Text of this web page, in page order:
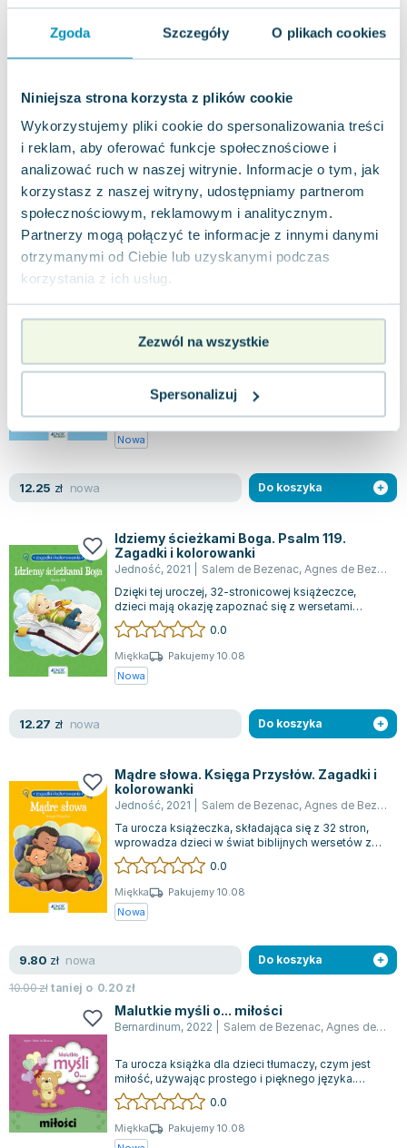
Zgoda Szczegóły O plikach cookies
Niniejsza strona korzysta z plików cookie
Wykorzystujemy pliki cookie do spersonalizowania treści
i reklam, aby oferować funkcje społecznościowe i
analizować ruch w naszej witrynie. Informacje o tym, jak
korzystasz z naszej witryny, udostępniamy partnerom
społecznościowym, reklamowym i analitycznym.
Partnerzy mogą połączyć te informacje z innymi danymi
otrzymanymi od Ciebie lub uzyskanymi podczas
korzystania z ich usług.
Zezwól na wszystkie
Spersonalizuj
taniej o
Po wieczornej modlitwie z rodzicami, mała Ania
wciąż czuje niepokój. Z czasem jednak zaczyna
odkrywać, że nie ma się czego obawiać...
0.0
Miękka
Pakujemy 10.08
13.34zł nowa Do koszyka
Bóg nas strzeże. Psalm 91. Zagadki i
kolorowanki
Jedność 2021 Salem de Bezenac
dzieci w świat wersji Psalmu 23, pomagając im
0.0
Miękka
Pakujemy 10.08
Nowa
12.25 zł nowa Do koszyka
Idziemy ścieżkami Boga. Psalm 119.
Zagadki i kolorowanki
Jedność, 2021 Salem de Bezenac, Agnes de Bezenac
Dzięki tej uroczej, 32-stronicowej książeczce,
dzieci mają okazję zapoznać się z wersetami
Psalmu 23 i odkryć, jak można zastosowa...
0.0
Miękka
Pakujemy 10.08
Nowa
12.27 zł nowa Do koszyka
Mądre słowa. Księga Przysłów. Zagadki i
kolorowanki
Jedność, 2021 Salem de Bezenac, Agnes de Bezenac
Ta urocza książeczka, składająca się z 32 stron,
wprowadza dzieci w świat biblijnych wersetów z
Księgi Przysłów. Dzięki niej młodz...
0.0
Miękka
Pakujemy 10.08
Nowa
9.80 zł nowa
10.00złtaniej o 0.20 zł
Do koszyka
Malutkie myśli o... miłości
Bernardinum, 2022 Salem de Bezenac, Agnes de Bezenac
Ta urocza książka dla dzieci tłumaczy, czym jest
miłość, używając prostego i pięknego języka.
Młodzi czytelnicy odkryją poprzez pe...
0.0
Miękka
Pakujemy 10.08